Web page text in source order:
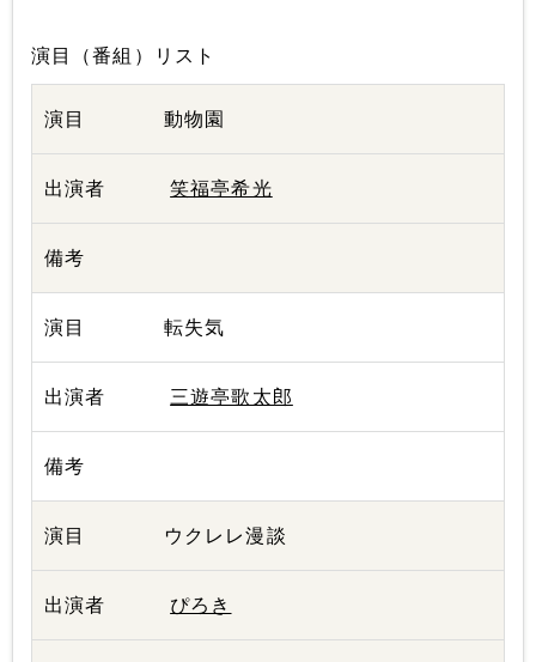
演目（番組）リスト
動物園
笑福亭希光
転失気
三遊亭歌太郎
ウクレレ漫談
ぴろき